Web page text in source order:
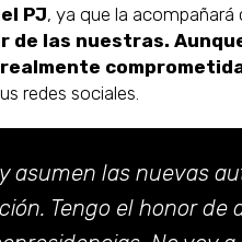
PJ, ya que la
de las nuestras.
redes sociales.
asumen las nuevas
Tengo el honor de